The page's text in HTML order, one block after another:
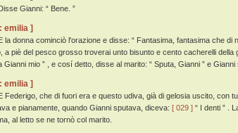
Gianni: “ Bene. ”
emilia ]
la donna cominciò l'orazione e disse: “ Fantasima, fantasima che
a piè del pesco grosso troverai unto bisunto e cento cacherelli
Gianni mio ” , e cosí detto, disse al marito: “ Sputa, Gianni ” e Gianni
emilia ]
Federigo, che di fuori era e questo udiva, già di gelosia uscito, con
e pianamente, quando Gianni sputava, diceva: [ 029 ] “ I denti ” .
al letto se ne tornò col marito.